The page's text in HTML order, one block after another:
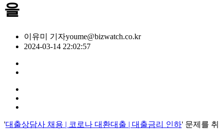
을
이유미 기자youme@bizwatch.co.kr
2024-03-14 22:02:57
'대출상담사 채용 | 코로나 대환대출 | 대출금리 인하' 문제를 취